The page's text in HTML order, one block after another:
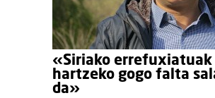
«Siriako errefuxiatuak
hartzeko gogo falta
da»